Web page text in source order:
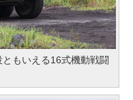
もいえる16式機動戦闘